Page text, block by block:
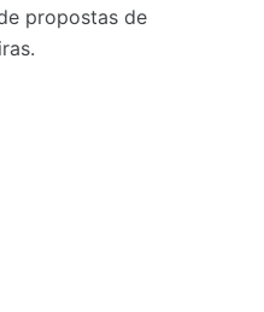
propostas de